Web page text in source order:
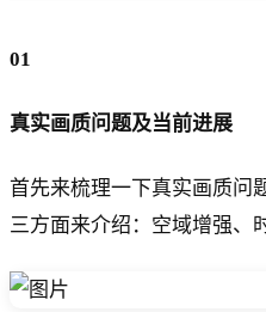
01
真实画质问题及当前进展
首先来梳理一下真实画质问
三方面来介绍：空域增强、